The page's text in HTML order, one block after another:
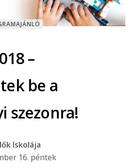
–
be a
szezonra!
Iskolája
16. péntek